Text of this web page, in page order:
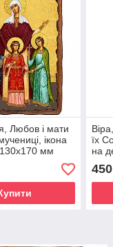
Любов і мати
ікона
мм
їх
на
(П-
450